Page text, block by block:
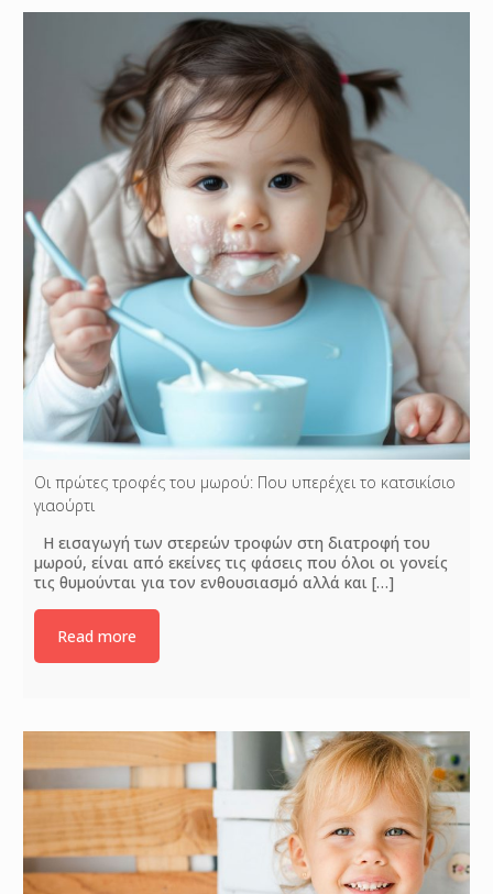
Οι πρώτες τροφές του μωρού: Που υπερέχει το κατσικίσιο
γιαούρτι
Η εισαγωγή των στερεών τροφών στη διατροφή του
μωρού, είναι από εκείνες τις φάσεις που όλοι οι γονείς
τις θυμούνται για τον ενθουσιασμό αλλά και […]
Read more